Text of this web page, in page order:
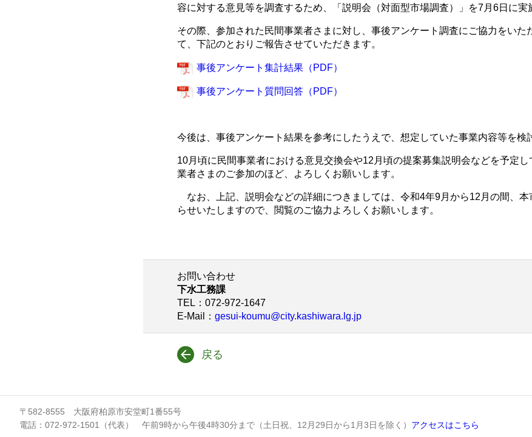
容に対する意見等を調査するため、「説明会（対面型市場調査）」を7月6日に実
その際、参加された民間事業者さまに対し、事後アンケート調査にご協力をいた
て、下記のとおりご報告させていただきます。
事後アンケート集計結果（PDF）
事後アンケート質問回答（PDF）
今後は、事後アンケート結果を参考にしたうえで、想定していた事業内容等を検
10月頃に民間事業者における意見交換会や12月頃の提案募集説明会などを予定
業者さまのご参加のほど、よろしくお願いします。
なお、上記、説明会などの詳細につきましては、令和4年9月から12月の間、本
らせいたしますので、閲覧のご協力よろしくお願いします。
お問い合わせ
下水工務課
TEL ：072-972-1647
E-Mail
： gesui-koumu@city.kashiwara.lg.jp
戻る
〒582-8555 大阪府柏原市安堂町1番55号
電話：072-972-1501（代表） 午前9時から午後4時30分まで（土日祝、12月29日から1月3日を除く） アクセスはこちら